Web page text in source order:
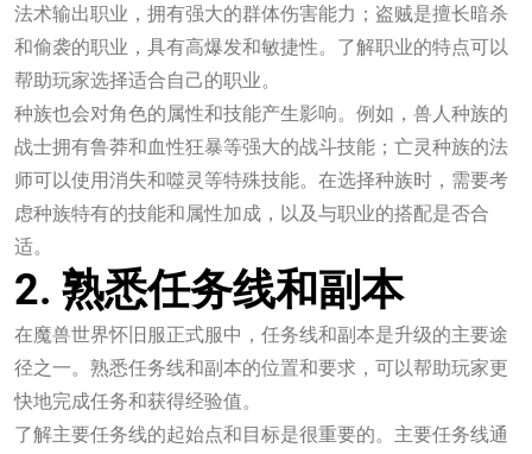
法术输出职业，拥有强大的群体伤害能力；盗贼是擅长暗杀
和偷袭的职业，具有高爆发和敏捷性。了解职业的特点可以
帮助玩家选择适合自己的职业。
种族也会对角色的属性和技能产生影响。例如，兽人种族的
战士拥有鲁莽和血性狂暴等强大的战斗技能；亡灵种族的法
师可以使用消失和噬灵等特殊技能。在选择种族时，需要考
虑种族特有的技能和属性加成，以及与职业的搭配是否合
适。
2. 熟悉任务线和副本
在魔兽世界怀旧服正式服中，任务线和副本是升级的主要途
径之一。熟悉任务线和副本的位置和要求，可以帮助玩家更
快地完成任务和获得经验值。
了解主要任务线的起始点和目标是很重要的。主要任务线通